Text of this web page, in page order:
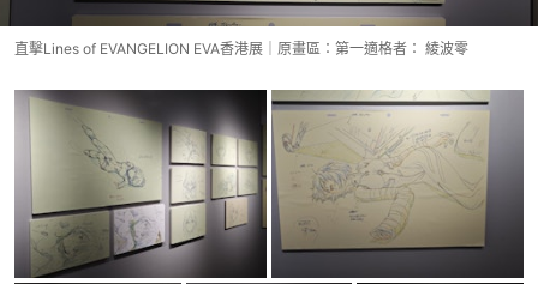
直擊Lines of EVANGELION EVA香港展｜原畫區：第一適格者： 綾波零